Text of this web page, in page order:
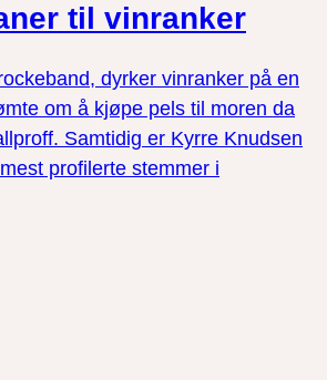
til vinranker
dyrker vinranker på en
om å kjøpe pels til moren da
Samtidig er Kyrre Knudsen
profilerte stemmer i